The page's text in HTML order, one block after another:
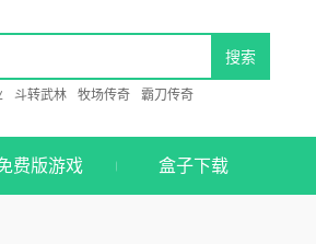
斗转武林 牧场传奇 霸刀传奇
费版游戏 盒子下载